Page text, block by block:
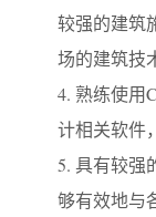
较强的建筑
场的建筑技
4. 熟练使用
计相关软件
5. 具有较强
够有效地与